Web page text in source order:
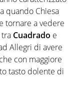
quando Chiesa
tornare a vedere
Cuadrado e
Allegri di avere
con maggiore
tasto dolente di